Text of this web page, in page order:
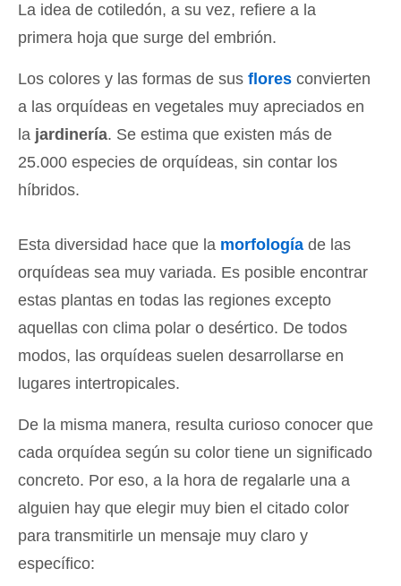
La idea de cotiledón, a su vez, refiere a la
primera hoja que surge del embrión.
Los colores y las formas de sus flores convierten
a las orquídeas en vegetales muy apreciados en
la jardinería. Se estima que existen más de
25.000 especies de orquídeas, sin contar los
híbridos.
Esta diversidad hace que la morfología de las
orquídeas sea muy variada. Es posible encontrar
estas plantas en todas las regiones excepto
aquellas con clima polar o desértico. De todos
modos, las orquídeas suelen desarrollarse en
lugares intertropicales.
De la misma manera, resulta curioso conocer que
cada orquídea según su color tiene un significado
concreto. Por eso, a la hora de regalarle una a
alguien hay que elegir muy bien el citado color
para transmitirle un mensaje muy claro y
específico: